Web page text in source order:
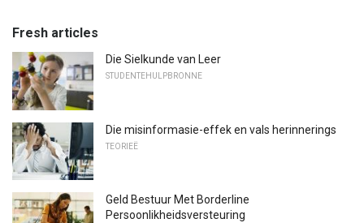
Fresh articles
Die Sielkunde van Leer
STUDENTEHULPBRONNE
Die misinformasie-effek en vals herinnerings
TEORIEË
Geld Bestuur Met Borderline
Persoonlikheidsversteuring